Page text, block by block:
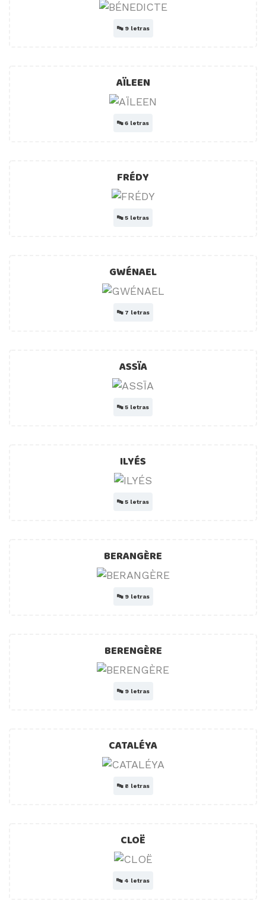
🔤 9 letras
AÏLEEN
🔤6 letras
FRÉDY
🔤5 letras
GWÉNAEL
🔤 7 letras
ASSÏA
🔤5 letras
ILYÉS
🔤5 letras
BERANGÈRE
🔤 9 letras
BERENGÈRE
🔤 9 letras
CATALÉYA
🔤 8 letras
CLOË
🔤 4 letras